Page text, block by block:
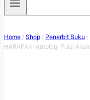
Home / Shop / Penerbit Buku /
HARAPAN: Antologi Puisi Anak